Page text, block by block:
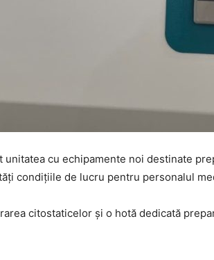
unitatea cu echipamente noi destinate
condițiile de lucru pentru personalul
citostaticelor și o hotă dedicată